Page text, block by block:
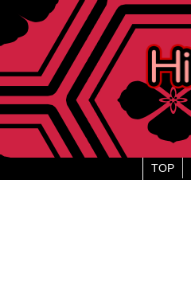
TOP